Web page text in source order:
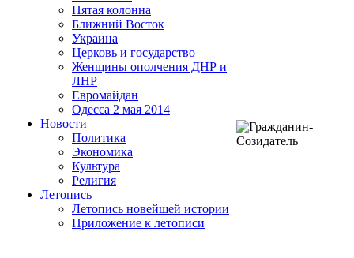
Пятая колонна
Ближний Восток
Украина
Церковь и государство
Женщины ополчения ДНР и
ЛНР
Евромайдан
Одесса 2 мая 2014
Новости
Политика
Экономика
Культура
Религия
Летопись
Летопись новейшей истории
Приложение к летописи